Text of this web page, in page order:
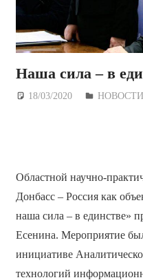
Наша сила – в
18/03/2020 Дежурный
НОВОСТИ
Областной научно-
Донбасс – Россия как
наша сила – в единстве»
Есенина. Мероприятие
инициативе
технологий